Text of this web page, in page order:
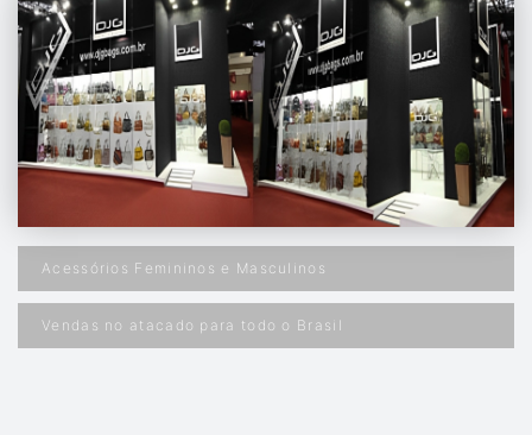
Acessórios Femininos e Masculinos
Vendas no atacado para todo o Brasil